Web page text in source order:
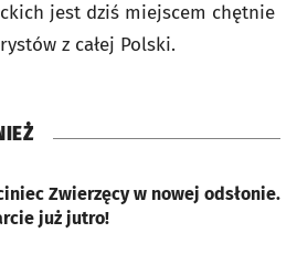
jest dziś miejscem chętnie
z całej Polski.
Zwierzęcy w nowej odsłonie.
już jutro!